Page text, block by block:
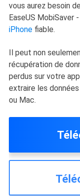
vous aurez besoin
EaseUS MobiSaver
iPhonefiable.
Il peut non
récupération de
perdus sur votre
extraire les
ou Mac.